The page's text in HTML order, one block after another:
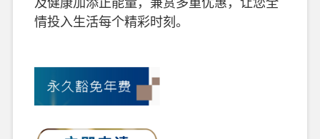
情投入生活每个精彩时刻。